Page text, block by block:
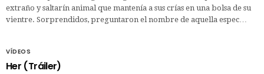
extraño y saltarín animal que mantenía a sus crías en una bolsa de su
vientre. Sorprendidos, preguntaron el nombre de aquella espec…
VÍDEOS
Her (Tráiler)